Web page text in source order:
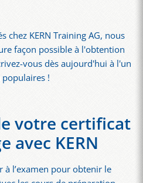
chez KERN Training AG, nous
façon possible à l'obtention
vous dès aujourd'hui à l'un
!
votre certificat
avec KERN
l’examen pour obtenir le